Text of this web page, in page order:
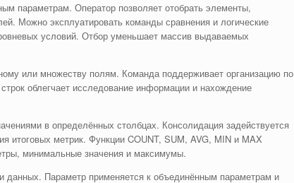
параметрам. Оператор позволяет отобрать элементы,
Можно эксплуатировать команды сравнения и логические
условий. Отбор уменьшает массив выдаваемых
или множеству полям. Команда поддерживает организацию по
облегчает исследование информации и нахождение
в определённых столбцах. Консолидация задействуется
итоговых метрик. Функции COUNT, SUM, AVG, MIN и MAX
минимальные значения и максимумы.
данных. Параметр применяется к объединённым параметрам и